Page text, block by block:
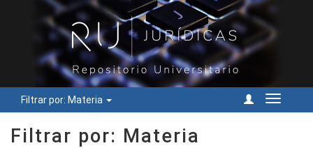
Filtrar por: Materia
Cambiar
Filtrar por: Materia